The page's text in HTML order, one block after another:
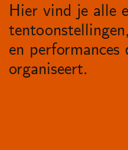
Hier vind je alle
en performances
organiseert.